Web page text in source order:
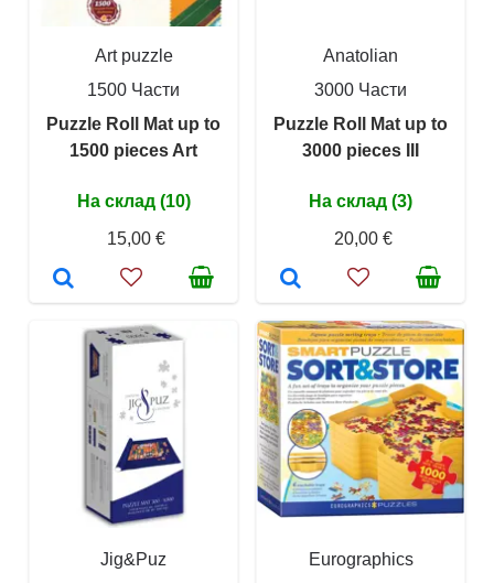
Art puzzle
1500 Части
Puzzle Roll Mat up to
1500 pieces Art
На склад (10)
15,00 €
Anatolian
3000 Части
Puzzle Roll Mat up to
3000 pieces III
На склад (3)
20,00 €
Jig&Puz
Eurographics